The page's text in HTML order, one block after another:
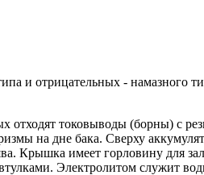
и отрицательных - намазного
токовыводы (борны) с
на дне бака. Сверху
Крышка имеет горловину для
Электролитом служит